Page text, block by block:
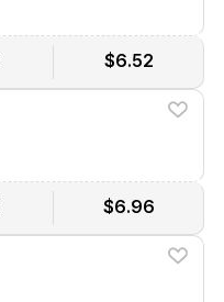
$6.52
$6.96